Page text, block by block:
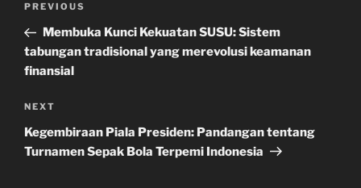
Previous
Post
PREVIOUS
Membuka Kunci Kekuatan SUSU: Sistem
tabungan tradisional yang merevolusi keamanan
finansial
Next
Post
NEXT
Kegembiraan Piala Presiden: Pandangan tentang
Turnamen Sepak Bola Terpemi Indonesia